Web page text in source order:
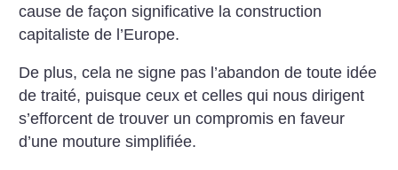
cause de façon significative la construction
capitaliste de l’Europe.
De plus, cela ne signe pas l’abandon de toute idée
de traité, puisque ceux et celles qui nous dirigent
s’efforcent de trouver un compromis en faveur
d’une mouture simplifiée.